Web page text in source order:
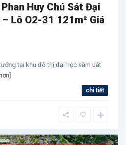
Huy Chú Sát Đại
Lô O2-31 121m² Giá
tại khu đô thị đại học sầm uất
chi tiết